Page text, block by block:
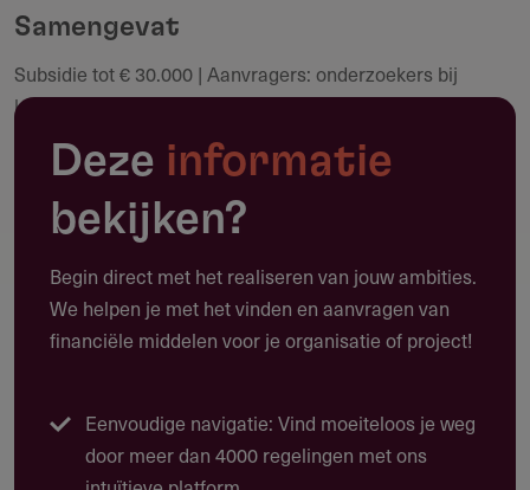
Samengevat
Subsidie tot € 30.000 | Aanvragers: onderzoekers bij
kennisinstellingen | Deadline: 10 september 2026 |
Looptijd fellowship: 1 tot 3 maanden
Toepassing
Waarvoor kun je deze subsidie gebruiken?
Deze subsidie biedt tot € 30.000 voor onderzoekers die
Fellows zetten hun wetenschappelijke expertise en
internationale netwerk in om het Nederlandse
Maak een notitie
Deze informatie
bekijken?
Begin direct met het realiseren van jouw ambities.
We helpen je met het vinden en aanvragen van
financiële middelen voor je organisatie of project!
Eenvoudige navigatie: Vind moeiteloos je weg
door meer dan 4000 regelingen met ons